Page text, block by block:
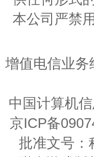
本公司严禁
增值电信业务
中国计算机
京ICP备
批准文号：